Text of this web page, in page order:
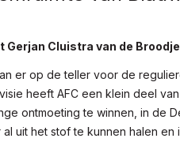
Gerjan Cluistra van de
er op de teller voor de
heeft AFC een klein deel
ontmoeting te winnen, in de
uit het stof te kunnen halen